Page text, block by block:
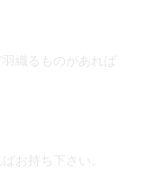
織るものがあれば
お持ち下さい。